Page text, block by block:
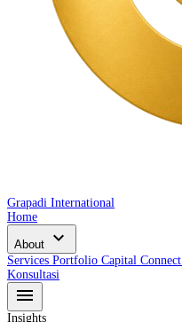
Grapadi International
Home
About expand_more
Services Portfolio Capital Connect
Konsultasi
menu
Insights